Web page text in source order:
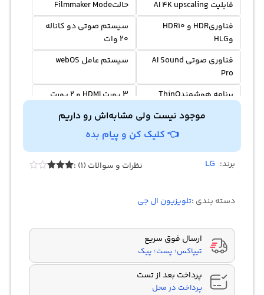
قابلیت AI 4K upscaling
حالتFilmmaker Mode
فناوریHDR و HDR10
وHLG
سیستم صوتی دو کاناله
20 وات
فناوری صوتی AI Sound
Pro
سیستم عامل webOS
برنامه هوشمندThinQ
3 پورت HDMI و 2 پورت
موجود نیست ولی مشابه‌اش رو داریم
👈 کلیک کن و پیام بده
برند: LG نظرات و سوالات (1) :
customer
دسته بندی :تلویزیون ال جی
ارسال فوق سریع
تیپاکس؛ پست؛ پیک
پرداخت بعد از تست
پرداخت در محل